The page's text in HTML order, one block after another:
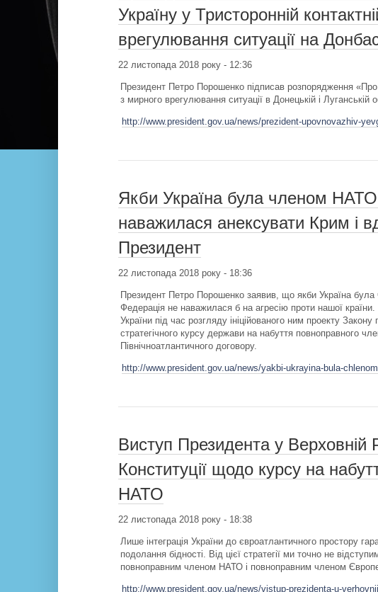
Україну у Тристоронній
врегулювання ситуації на
22 листопада 2018 року - 12:36
Президент Петро Порошенко підписав розпорядження «Про
з мирного врегулювання ситуації в Донецькій і Луганській
http://www.president.gov.ua/news/prezident-upovnovazhiv-
Якби Україна була членом
наважилася анексувати Крим і
Президент
22 листопада 2018 року - 18:36
Президент Петро Порошенко заявив, що якби Україна була
Федерація не наважилася б на агресію проти нашої
України під час розгляду ініційованого ним проекту
стратегічного курсу держави на набуття повноправного
Північноатлантичного договору.
http://www.president.gov.ua/news/yakbi-ukrayina-bula-
Виступ Президента у Верховній
Конституції щодо курсу на
НАТО
22 листопада 2018 року - 18:38
Лише інтеграція України до євроатлантичного простору
подолання бідності. Від цієї стратегії ми точно не
повноправним членом НАТО і повноправним членом
http://www.president.gov.ua/news/vistup-prezidenta-u-